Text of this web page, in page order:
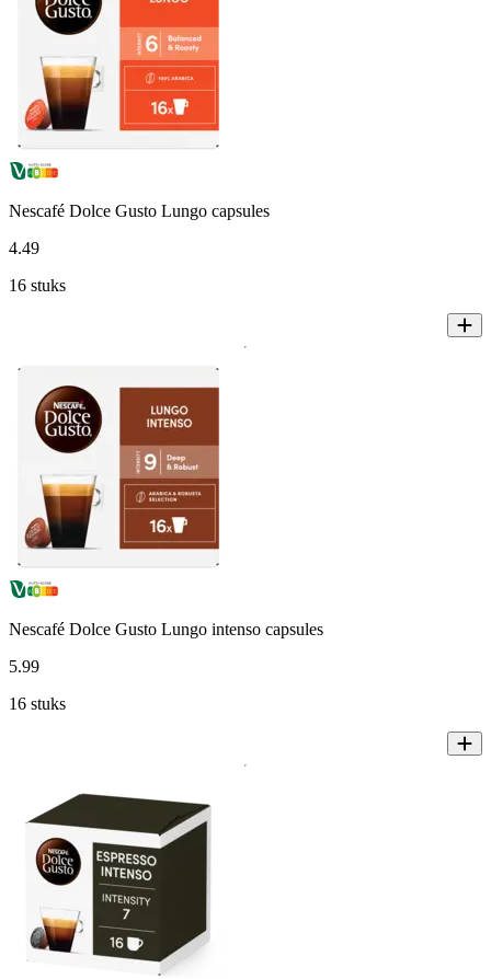
Nescafé Dolce Gusto Lungo capsules
4.49
16 stuks
Nescafé Dolce Gusto Lungo intenso capsules
5.99
16 stuks